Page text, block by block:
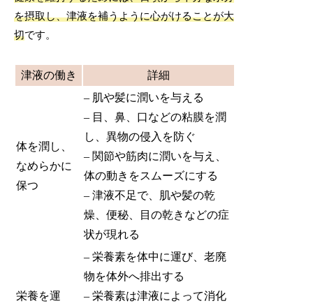
を摂取し、津液を補うように心がけることが大
切です。
津液の働き 詳細
体を潤し、
なめらかに
保つ
– 肌や髪に潤いを与える
– 目、鼻、口などの粘膜を潤
し、異物の侵入を防ぐ
– 関節や筋肉に潤いを与え、
体の動きをスムーズにする
– 津液不足で、肌や髪の乾
燥、便秘、目の乾きなどの症
状が現れる
栄養を運
– 栄養素を体中に運び、老廃
物を体外へ排出する
– 栄養素は津液によって消化